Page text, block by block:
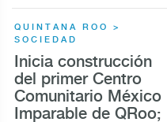
QUINTANA ROO >
SOCIEDAD
Inicia construcción
del primer Centro
Comunitario México
Imparable de QRoo;